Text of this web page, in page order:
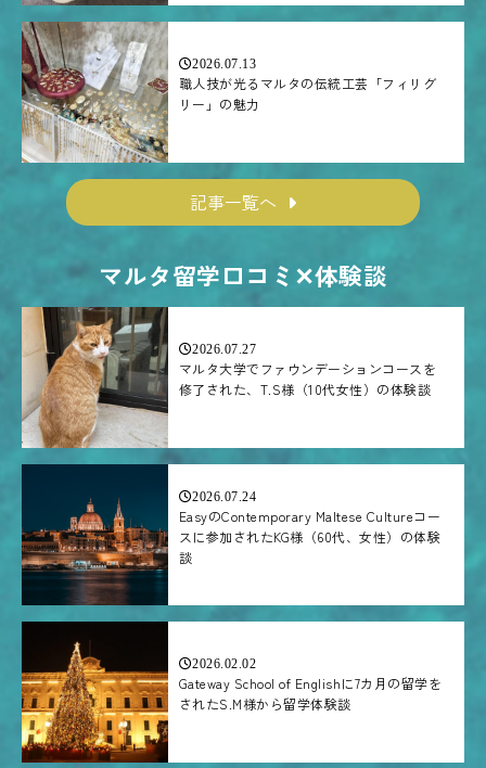
2026.07.13
職人技が光るマルタの伝統工芸「フィリグ
リー」の魅力
記事一覧へ
マルタ留学口コミ✕体験談
2026.07.27
マルタ大学でファウンデーションコースを
修了された、T.S様（10代女性）の体験談
2026.07.24
EasyのContemporary Maltese Cultureコー
スに参加されたKG様（60代、女性）の体験
談
2026.02.02
Gateway School of Englishに7カ月の留学を
されたS.M様から留学体験談